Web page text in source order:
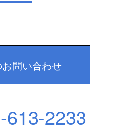
問い合わせ
613-2233